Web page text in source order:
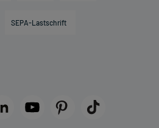
SEPA-Lastschrift